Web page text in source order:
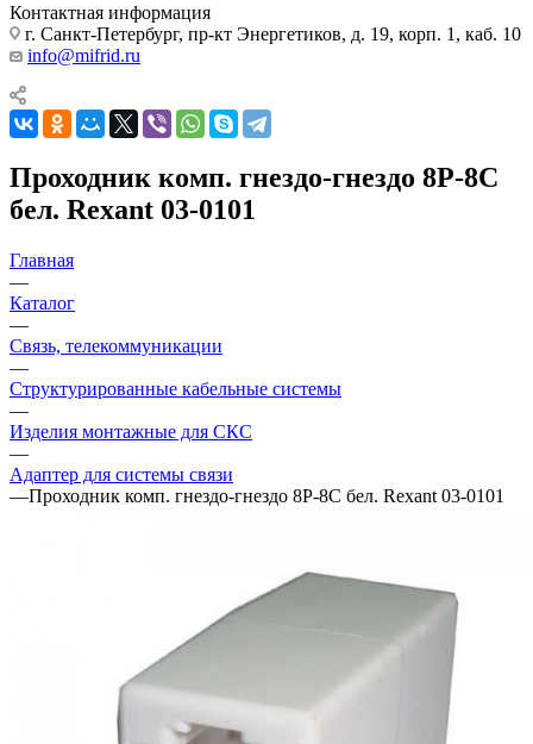
Контактная информация
г. Санкт-Петербург, пр-кт Энергетиков, д. 19, корп. 1, каб. 10
info@mifrid.ru
Проходник комп. гнездо-гнездо 8P-8C
бел. Rexant 03-0101
Главная
—
Каталог
—
Связь, телекоммуникации
—
Структурированные кабельные системы
—
Изделия монтажные для СКС
—
Адаптер для системы связи
—Проходник комп. гнездо-гнездо 8P-8C бел. Rexant 03-0101